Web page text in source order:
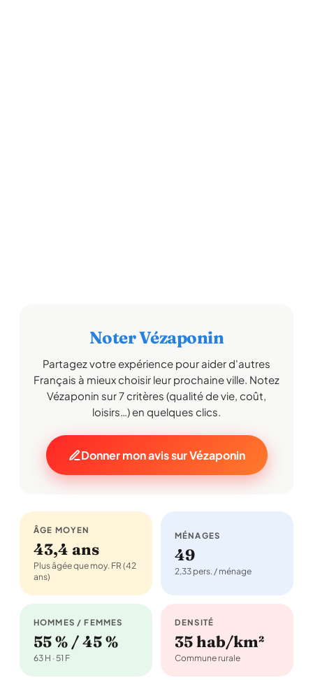
Noter Vézaponin
Partagez votre expérience pour aider d'autres
Français à mieux choisir leur prochaine ville. Notez
Vézaponin sur 7 critères (qualité de vie, coût,
loisirs…) en quelques clics.
Donner mon avis sur Vézaponin
ÂGE MOYEN
43,4 ans
Plus âgée que moy. FR (42
ans)
MÉNAGES
49
2,33 pers. / ménage
HOMMES / FEMMES
55 % / 45 %
63 H · 51 F
DENSITÉ
35 hab/km²
Commune rurale